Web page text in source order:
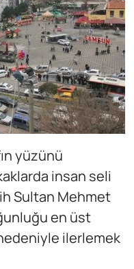
yüzünü
insan seli
Sultan Mehmet
en üst
ilerlemek